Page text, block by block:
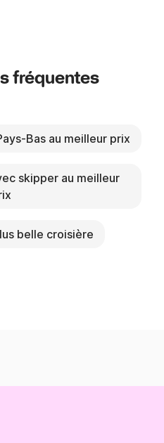
fréquentes
Bas au meilleur prix
skipper au meilleur
belle croisière